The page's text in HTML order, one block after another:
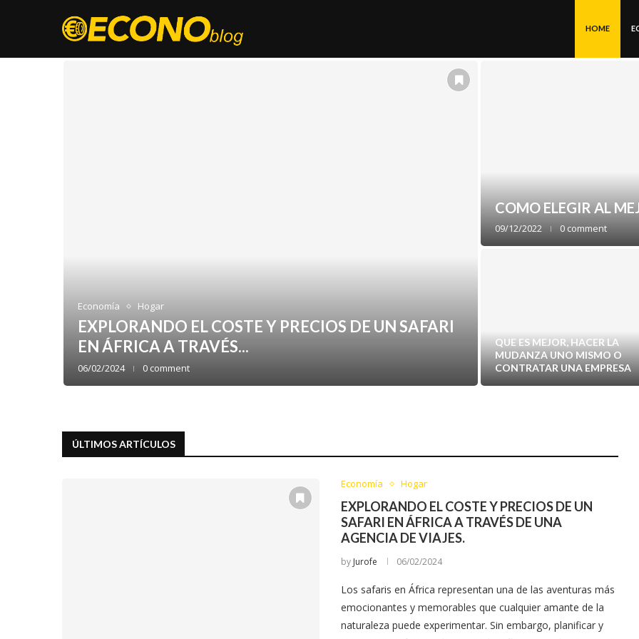
HOME
Economía Hogar
EXPLORANDO EL COSTE Y PRECIOS DE UN SAFARI
EN ÁFRICA A TRAVÉS...
06/02/2024 0 comment
COMO ELEGIR AL
09/12/2022 0 comment
QUE ES MEJOR, HACER LA
MUDANZA UNO MISMO O
CONTRATAR UNA EMPRESA
ÚLTIMOS ARTÍCULOS
Economía Hogar
EXPLORANDO EL COSTE Y PRECIOS DE UN
SAFARI EN ÁFRICA A TRAVÉS DE UNA
AGENCIA DE VIAJES.
by Jurofe 06/02/2024
Los safaris en África representan una de las aventuras más
emocionantes y memorables que cualquier amante de la
naturaleza puede experimentar. Sin embargo, planificar y